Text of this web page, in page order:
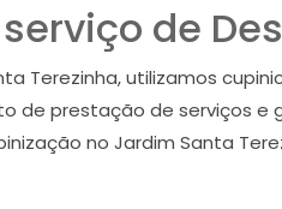
de
Terezinha, utilizamos
de prestação de serviços
no Jardim Santa